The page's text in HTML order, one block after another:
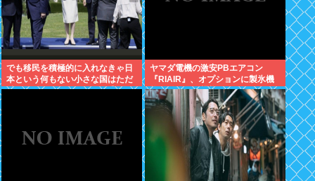
でも移民を積極的に入れなきゃ日
本という何もない小さな国はただ
滅びるだけだよねここから逃げる
ヤマダ電機の激安PBエアコン
『RIAIR』、オプションに製氷機
能も付いてた模様www